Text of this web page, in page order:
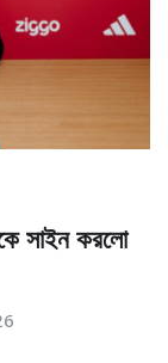
সাইন করলো